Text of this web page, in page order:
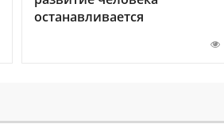
останавливается